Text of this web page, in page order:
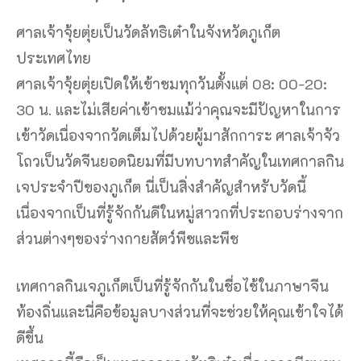
ศาลเจ้าจุ้ยตุ่ยเป็นวัดลัทธิเต๋าในจังหวัดภูเก็ต
ประเทศไทย
ศาลเจ้าจุ้ยตุ่ยเปิดให้เข้าชมทุกวันตั้งแต่ 08: 00-20:
30 น. และไม่เสียค่าเข้าชมแม้ว่าคุณจะมีปัญหาในการ
เข้าวัดเนื่องจากวัดเต็มไปด้วยผู้มาสักการะ ศาลเจ้าจัว
โถวเป็นวัดจีนยอดนิยมที่มีบทบาทสำคัญในเทศกาลกิน
เจประจำปีของภูเก็ต นี่เป็นสิ่งสำคัญสำหรับวัดนี้
เนื่องจากเป็นที่รู้จักกันดีในหมู่สาวกที่ประกอบร่างจาก
ส่วนต่างๆของร่างกายสัตว์พืชและพืช
เทศกาลกินเจภูเก็ตเป็นที่รู้จักกันในชื่อไช้ในภาษาจีน
ท้องถิ่นและนี่คือข้อมูลบางส่วนที่จะช่วยให้คุณเข้าใจได้
ดีขึ้น